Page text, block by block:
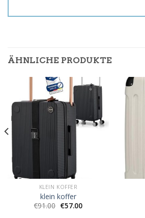
ÄHNLICHE PRODUKTE
KLEIN KOFFER
klein koffer
€91.00 €57.00